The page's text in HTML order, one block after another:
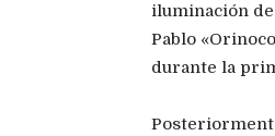
iluminación
Pablo
durante la